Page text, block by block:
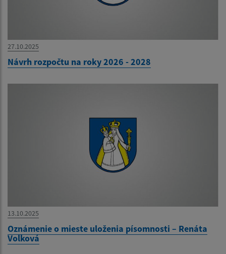
27.10.2025
Návrh rozpočtu na roky 2026 - 2028
13.10.2025
Oznámenie o mieste uloženia písomnosti – Renáta
Volková